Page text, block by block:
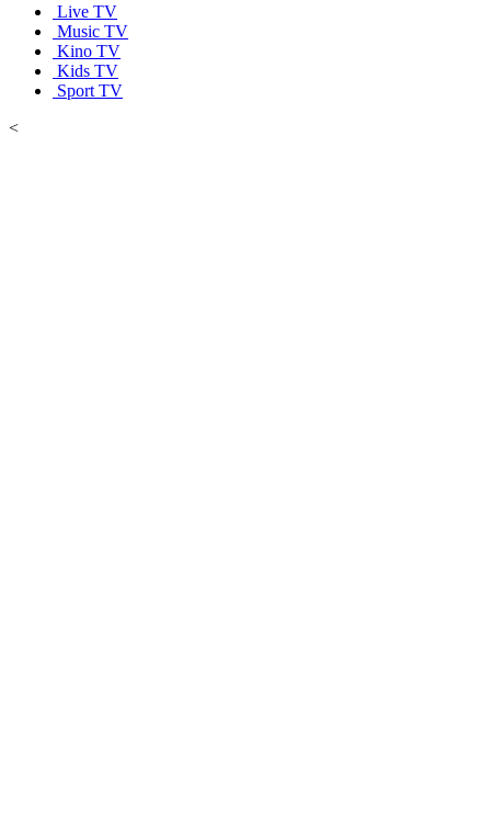
Live TV
Music TV
Kino TV
Kids TV
Sport TV
<